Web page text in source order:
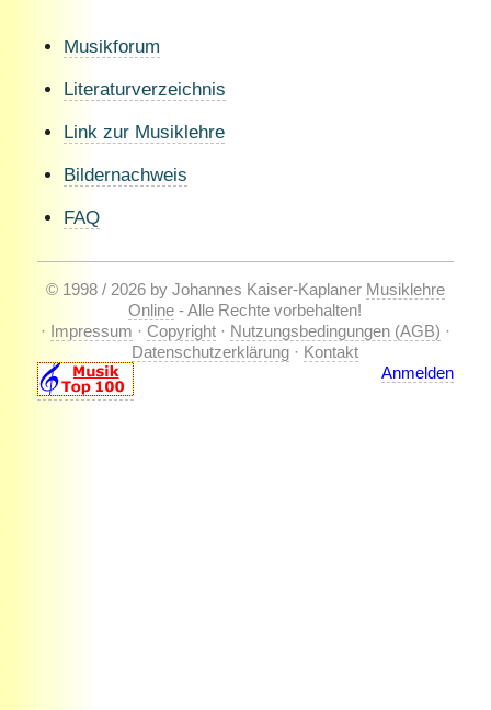
Musikforum
Literaturverzeichnis
Link zur Musiklehre
Bildernachweis
FAQ
© 1998 / 2026 by Johannes Kaiser-Kaplaner Musiklehre
Online - Alle Rechte vorbehalten!
· Impressum · Copyright· Nutzungsbedingungen (AGB) ·
Datenschutzerklärung · Kontakt
Anmelden